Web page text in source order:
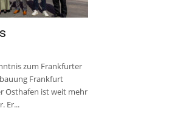
zum Frankfurter
Frankfurt
Osthafen ist weit mehr
Er...